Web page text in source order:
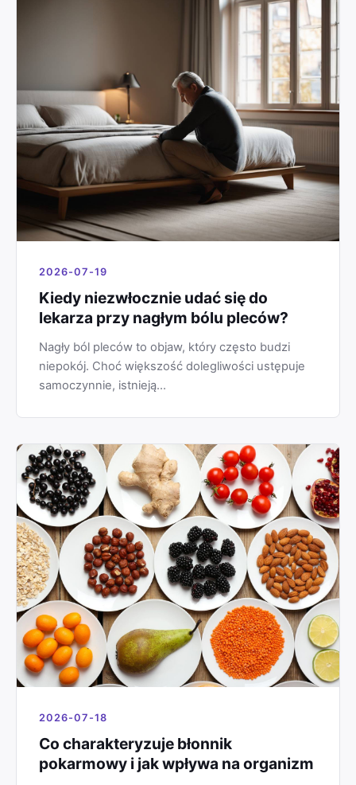
2026-07-19
Kiedy niezwłocznie udać się do
lekarza przy nagłym bólu pleców?
Nagły ból pleców to objaw, który często budzi
niepokój. Choć większość dolegliwości ustępuje
samoczynnie, istnieją…
2026-07-18
Co charakteryzuje błonnik
pokarmowy i jak wpływa na organizm